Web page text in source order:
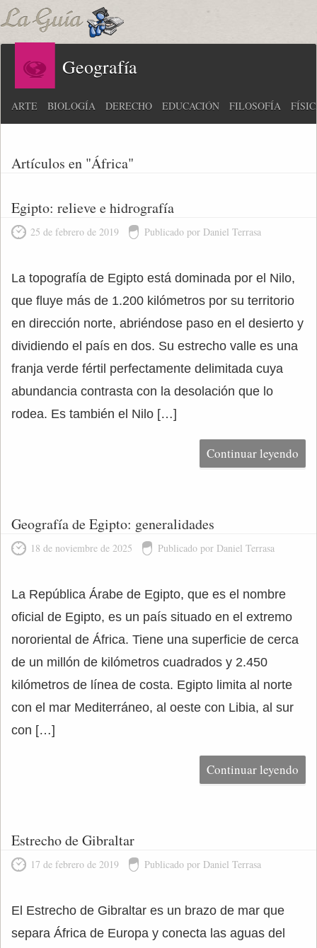
Geografía
ARTE BIOLOGÍA DERECHO EDUCACIÓN FILOSOFÍA
Artículos en "África"
Egipto: relieve e hidrografía
25 de febrero de 2019 Publicado por Daniel Terrasa
La topografía de Egipto está dominada por el Nilo,
que fluye más de 1.200 kilómetros por su territorio
en dirección norte, abriéndose paso en el desierto y
dividiendo el país en dos. Su estrecho valle es una
franja verde fértil perfectamente delimitada cuya
abundancia contrasta con la desolación que lo
rodea. Es también el Nilo […]
Continuar leyendo
Geografía de Egipto: generalidades
18 de noviembre de 2025 Publicado por Daniel Terrasa
La República Árabe de Egipto, que es el nombre
oficial de Egipto, es un país situado en el extremo
nororiental de África. Tiene una superficie de cerca
de un millón de kilómetros cuadrados y 2.450
kilómetros de línea de costa. Egipto limita al norte
con el mar Mediterráneo, al oeste con Libia, al sur
con […]
Continuar leyendo
Estrecho de Gibraltar
17 de febrero de 2019 Publicado por Daniel Terrasa
El Estrecho de Gibraltar es un brazo de mar que
separa África de Europa y conecta las aguas del